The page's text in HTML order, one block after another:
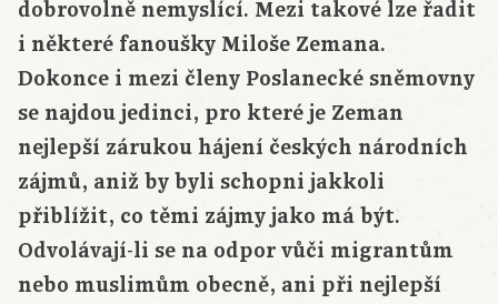
dobrovolně nemyslící. Mezi takové lze řadit
i některé fanoušky Miloše Zemana.
Dokonce i mezi členy Poslanecké sněmovny
se najdou jedinci, pro které je Zeman
nejlepší zárukou hájení českých národních
zájmů, aniž by byli schopni jakkoli
přiblížit, co těmi zájmy jako má být.
Odvolávají-li se na odpor vůči migrantům
nebo muslimům obecně, ani při nejlepší